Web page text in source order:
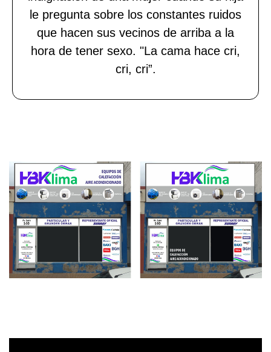
le pregunta sobre los constantes ruidos
que hacen sus vecinos de arriba a la
hora de tener sexo. "La cama hace cri,
cri, cri”.